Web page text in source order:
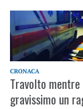
CRONACA
Travolto
gravissimo un